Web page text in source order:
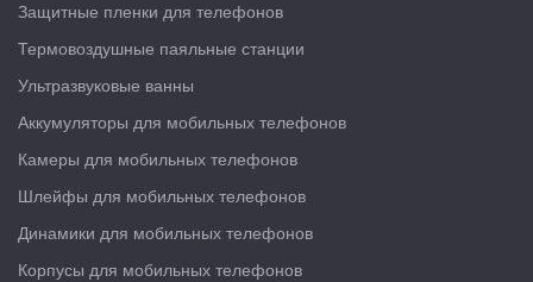
Защитные пленки для телефонов
Термовоздушные паяльные станции
Ультразвуковые ванны
Аккумуляторы для мобильных телефонов
Камеры для мобильных телефонов
Шлейфы для мобильных телефонов
Динамики для мобильных телефонов
Корпусы для мобильных телефонов